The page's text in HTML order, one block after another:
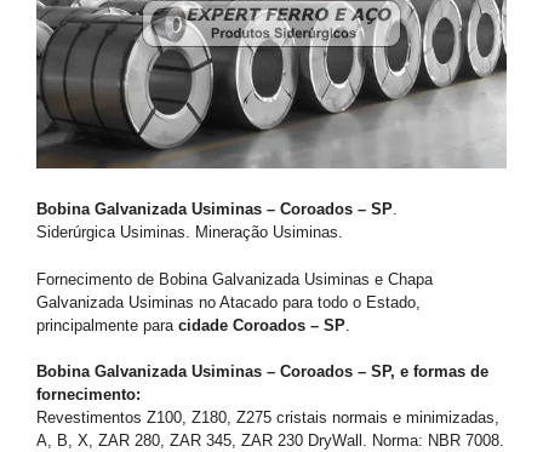
Bobina Galvanizada Usiminas – Coroados – SP.
Siderúrgica Usiminas. Mineração Usiminas.
Fornecimento de Bobina Galvanizada Usiminas e Chapa
Galvanizada Usiminas no Atacado para todo o Estado,
principalmente para cidade Coroados – SP
Bobina Galvanizada Usiminas – Coroados – SP, e formas de
fornecimento:
Revestimentos Z100, Z180, Z275 cristais normais e minimizadas,
A, B, X, ZAR 280, ZAR 345, ZAR 230 DryWall. Norma: NBR 7008.